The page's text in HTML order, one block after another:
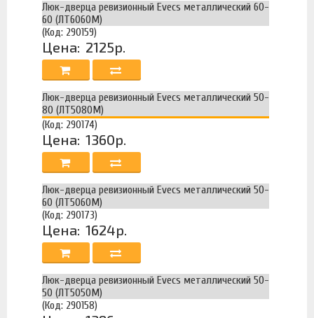
Люк-дверца ревизионный Evecs металлический 60-
60 (ЛТ6060М)
(Код: 290159)
Цена: 2125р.
Люк-дверца ревизионный Evecs металлический 50-
80 (ЛТ5080М)
(Код: 290174)
Цена: 1360р.
Люк-дверца ревизионный Evecs металлический 50-
60 (ЛТ5060М)
(Код: 290173)
Цена: 1624р.
Люк-дверца ревизионный Evecs металлический 50-
50 (ЛТ5050М)
(Код: 290158)